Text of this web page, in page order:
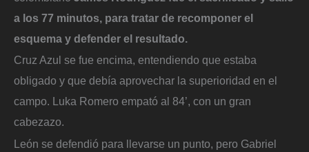
a los 77 minutos, para tratar de recomponer el
esquema y defender el resultado.
Cruz Azul se fue encima, entendiendo que estaba
obligado y que debía aprovechar la superioridad en el
campo. Luka Romero empató al 84’, con un gran
cabezazo.
León se defendió para llevarse un punto, pero Gabriel